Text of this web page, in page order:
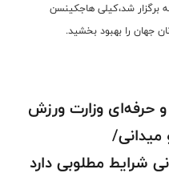
برگزار شد،کیلی هاجکینسن
حرفه‌ای وزارت ورزش
شرایط مطلوبی دارد